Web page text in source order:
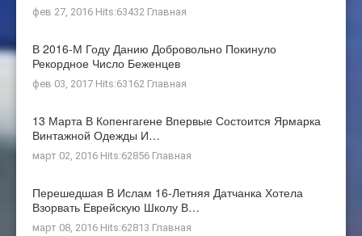
фев 27, 2016 Hits:63432 Главная
В 2016-М Году Данию Добровольно Покинуло
Рекордное Число Беженцев
фев 03, 2017 Hits:63162 Главная
13 Марта В Копенгагене Впервые Состоится Ярмарка
Винтажной Одежды И…
март 02, 2016 Hits:62856 Главная
Перешедшая В Ислам 16-Летняя Датчанка Хотела
Взорвать Еврейскую Школу В…
март 08, 2016 Hits:62813 Главная